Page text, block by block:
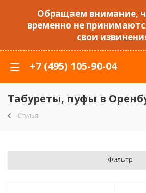
Обращаем внимание,
временно не
свои
+7 (495) 105-90-04
Табуреты, пуфы в
Стулья
Фильтр